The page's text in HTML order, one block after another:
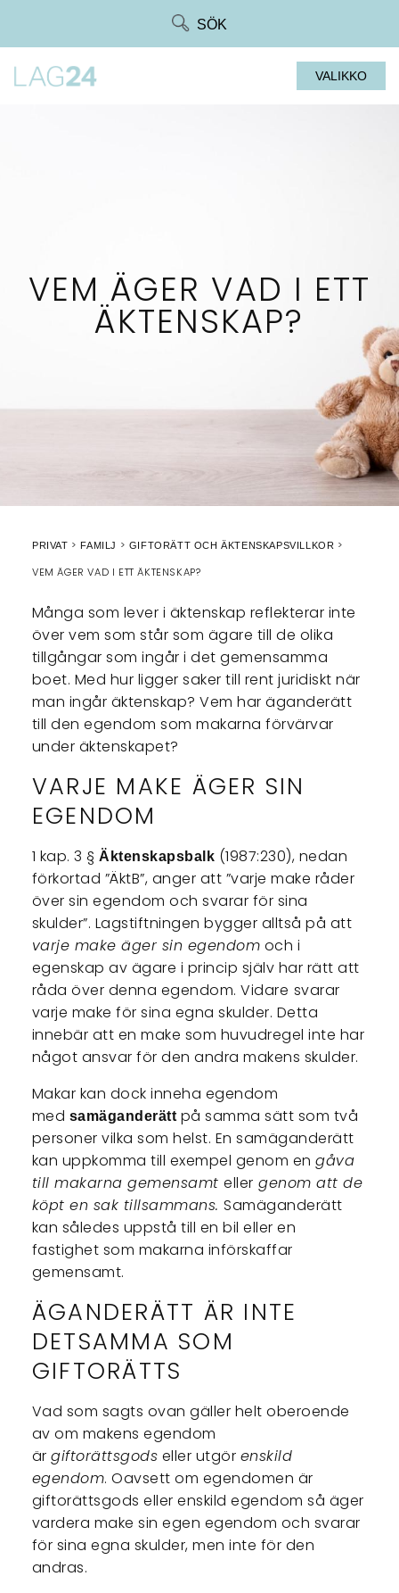
SÖK
VALIKKO
VEM ÄGER VAD I ETT
ÄKTENSKAP?
PRIVAT FAMILJ GIFTORÄTT OCH ÄKTENSKAPSVILLKOR
VEM ÄGER VAD I ETT ÄKTENSKAP?
Många som lever i äktenskap reflekterar inte
över vem som står som ägare till de olika
tillgångar som ingår i det gemensamma
boet. Med hur ligger saker till rent juridiskt när
man ingår äktenskap? Vem har äganderätt
till den egendom som makarna förvärvar
under äktenskapet?
VARJE MAKE ÄGER SIN
EGENDOM
1 kap. 3 §Äktenskapsbalk (1987:230), nedan
förkortad ”ÄktB”, anger att ”varje make råder
över sin egendom och svarar för sina
skulder”. Lagstiftningen bygger alltså på att
varje make äger sin egendom och i
egenskap av ägare i princip själv har rätt att
råda över denna egendom. Vidare svarar
varje make för sina egna skulder. Detta
innebär att en make som huvudregel inte har
något ansvar för den andra makens skulder.
Makar kan dock inneha egendom
med samäganderättpå samma sätt som två
personer vilka som helst. En samäganderätt
kan uppkomma till exempel genom engåva
till makarna gemensamteller genom att de
köpt en sak tillsammans.Samäganderätt
kan således uppstå till en bil eller en
fastighet som makarna införskaffar
gemensamt.
ÄGANDERÄTT ÄR INTE
DETSAMMA SOM
GIFTORÄTTS
Vad som sagts ovan gäller helt oberoende
av om makens egendom
ärgiftorättsgods eller utgör enskild
egendom. Oavsett om egendomen är
giftorättsgods eller enskild egendom så äger
vardera make sin egen egendom och svarar
för sina egna skulder, men inte för den
andras.